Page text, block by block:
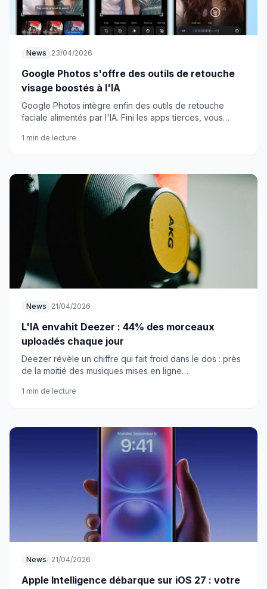
News 23/04/2026
Google Photos s'offre des outils de retouche
visage boostés à l'IA
Google Photos intègre enfin des outils de retouche
faciale alimentés par l'IA. Fini les apps tierces, vous
dans l'application.
1 min de lecture
News 21/04/2026
L'IA envahit Deezer : 44% des morceaux
uploadés chaque jour
Deezer révèle un chiffre qui fait froid dans le dos : près
de la moitié des musiques mises en ligne
1 min de lecture
News 21/04/2026
Apple Intelligence débarque sur iOS 27 : votre